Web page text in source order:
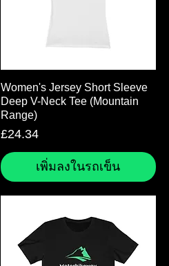
ดูข้อมูลด่วน
Women's Jersey Short Sleeve
Deep V-Neck Tee (Mountain
Range)
ราคา
£24.34
เพิ่มลงในรถเข็น